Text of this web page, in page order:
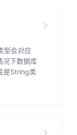
型会对应
下数据库
是String类